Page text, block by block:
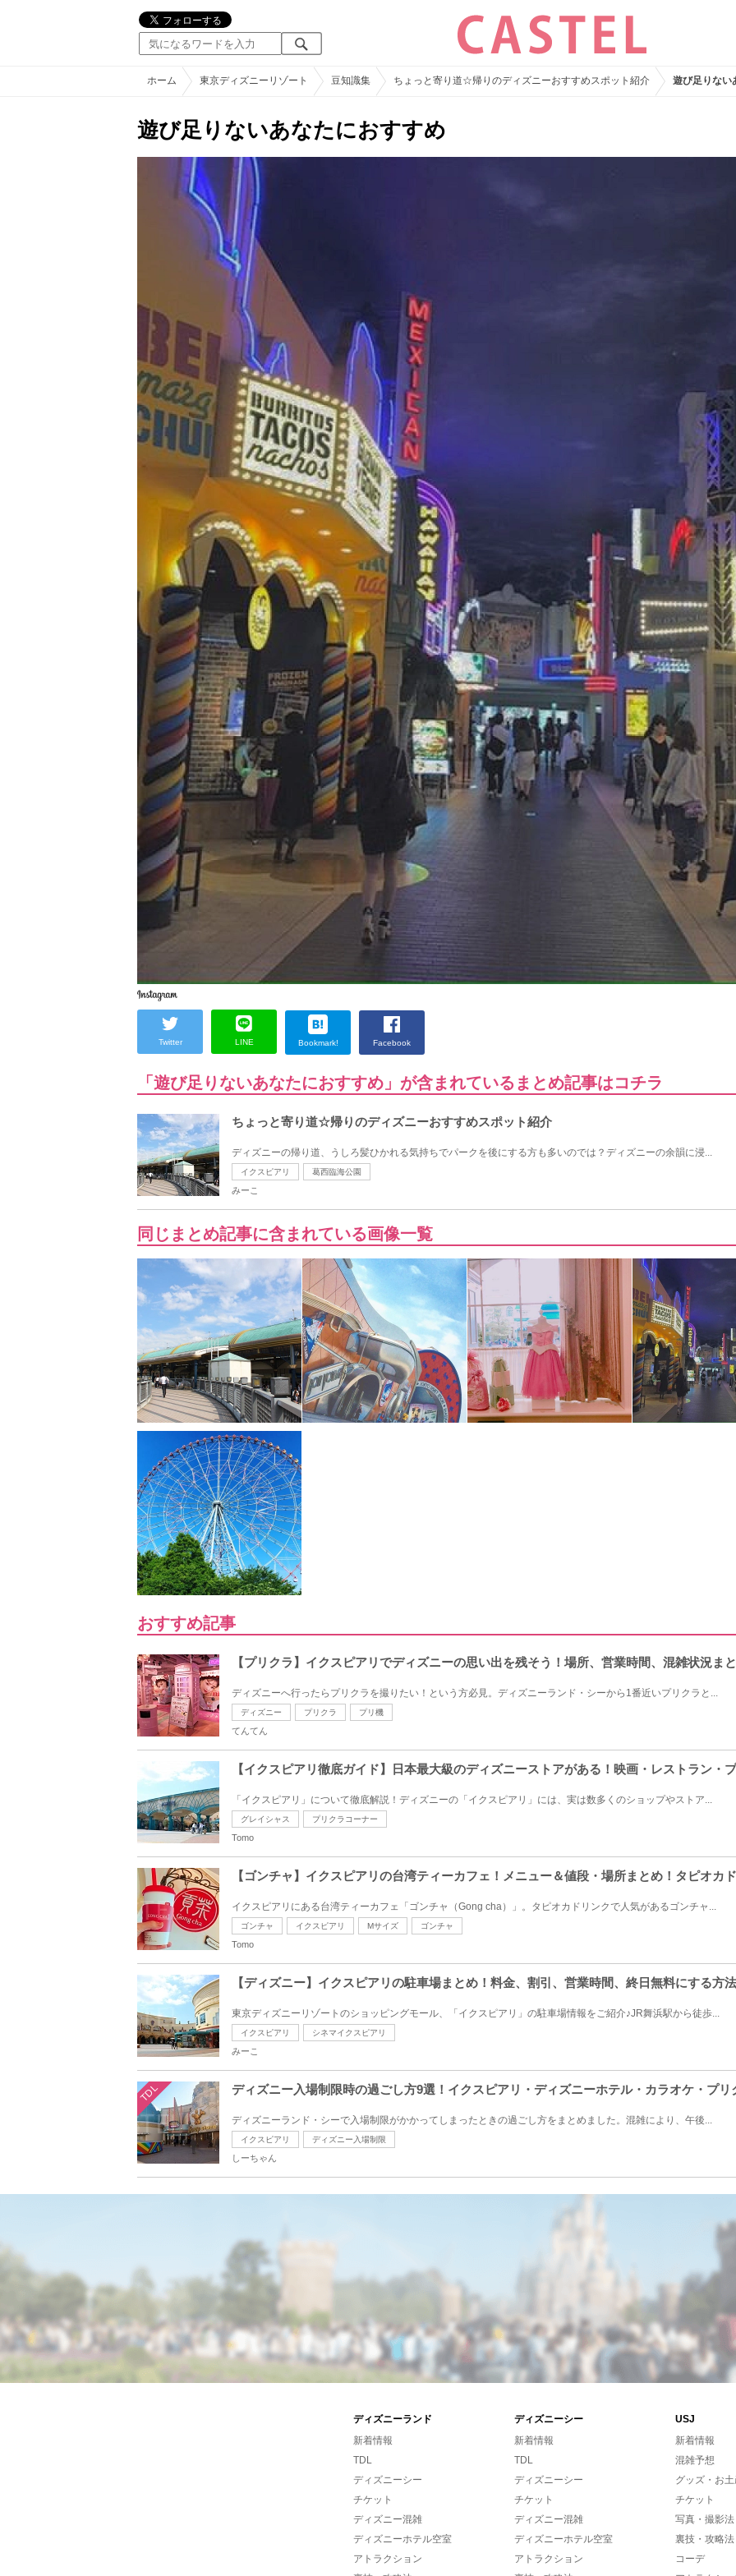
ホーム 東京ディズニーリゾート 豆知識集 ちょっと寄り道☆帰りのディズニーおすすめスポット紹介 遊び足りない
遊び足りないあなたにおすすめ
Twitter LINE Bookmark! Facebook
「遊び足りないあなたにおすすめ」が含まれているまとめ記事はコチラ
ちょっと寄り道☆帰りのディズニーおすすめスポット紹介
ディズニーの帰り道、うしろ髪ひかれる気持ちでパークを後にする方も多いのでは？ディズニーの余韻に浸...
イクスピアリ 葛西臨海公園
みーこ
同じまとめ記事に含まれている画像一覧
おすすめ記事
【プリクラ】イクスピアリでディズニーの思い出を残そう！場所、営業時間、混雑状況まと
ディズニーへ行ったらプリクラを撮りたい！という方必見。ディズニーランド・シーから1番近いプリクラと...
ディズニー プリクラ プリ機
てんてん
【イクスピアリ徹底ガイド】日本最大級のディズニーストアがある！映画・レストラン・
「イクスピアリ」について徹底解説！ディズニーの「イクスピアリ」には、実は数多くのショップやストア...
グレイシャス プリクラコーナー
Tomo
【ゴンチャ】イクスピアリの台湾ティーカフェ！メニュー＆値段・場所まとめ！タピオカ
イクスピアリにある台湾ティーカフェ「ゴンチャ（Gong cha）」。タピオカドリンクで人気があるゴンチャ...
ゴンチャ イクスピアリ Mサイズ ゴンチャ
Tomo
【ディズニー】イクスピアリの駐車場まとめ！料金、割引、営業時間、終日無料にする方法
東京ディズニーリゾートのショッピングモール、「イクスピアリ」の駐車場情報をご紹介♪JR舞浜駅から徒歩...
イクスピアリ シネマイクスピアリ
みーこ
TDL ディズニー入場制限時の過ごし方9選！イクスピアリ・ディズニーホテル・カラオケ・プリ
ディズニーランド・シーで入場制限がかかってしまったときの過ごし方をまとめました。混雑により、午後...
イクスピアリ ディズニー入場制限
しーちゃん
ディズニーランド ディズニーシー
USJ
新着情報
TDL
ディズニーシー
チケット
ディズニー混雑
ディズニーホテル空室
アトラクション
新着情報
TDL
ディズニーシー
チケット
ディズニー混雑
ディズニーホテル空室
アトラクション
新着情報
混雑予想
グッズ・お
チケット
写真・撮影法
裏技・攻略法
コーデ